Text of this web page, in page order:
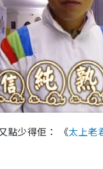
點少得佢： 《太上老